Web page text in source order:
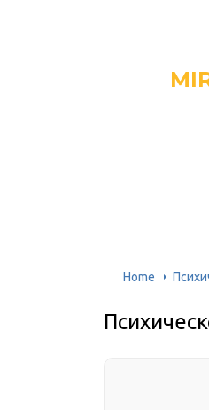
Home